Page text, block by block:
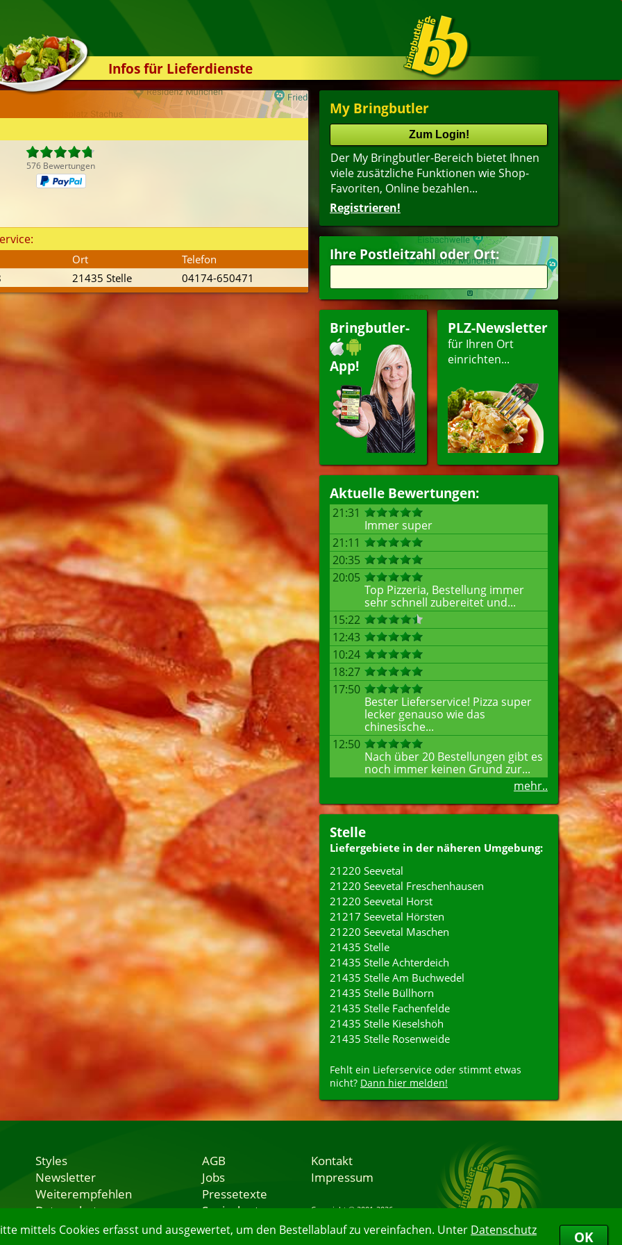
mittels Cookies erfasst und ausgewertet, um den Bestellablauf zu vereinfachen. Unter Datenschutz
OK
Infos für Lieferdienste
Kassensystem
Zuverlässigkeit
Kontakt
My Bringbutler
Der My Bringbutler-Bereich bietet Ihnen
viele zusätzliche Funktionen wie Shop-
Favoriten, Online bezahlen...
Registrieren!
Ihre Postleitzahl oder Ort:
Bringbutler-
App!
PLZ-Newsletter
für Ihren Ort
einrichten...
Aktuelle Bewertungen:
21:31
Immer super
21:11
20:35
20:05
Top Pizzeria, Bestellung immer
sehr schnell zubereitet und...
15:22
12:43
10:24
18:27
17:50
Bester Lieferservice! Pizza super
lecker genauso wie das
chinesische...
12:50
Nach über 20 Bestellungen gibt es
noch immer keinen Grund zur...
mehr..
Stelle
Liefergebiete in der näheren Umgebung:
21220 Seevetal
21220 Seevetal Freschenhausen
21220 Seevetal Horst
21217 Seevetal Hörsten
21220 Seevetal Maschen
21435 Stelle
21435 Stelle Achterdeich
21435 Stelle Am Buchwedel
21435 Stelle Büllhorn
21435 Stelle Fachenfelde
21435 Stelle Kieselshöh
21435 Stelle Rosenweide
Fehlt ein Lieferservice oder stimmt etwas
nicht? Dann hier melden!
576 Bewertungen
Ort
Telefon
21435 Stelle 04174-650471
Styles
Newsletter
Weiterempfehlen
Datenschutz
Nutzungsbedingungen
AGB
Jobs
Pressetexte
Speisekarten
Lieferservice
Kontakt
Impressum
Copyright © 2001-2026
07.08.2026 10:35:40